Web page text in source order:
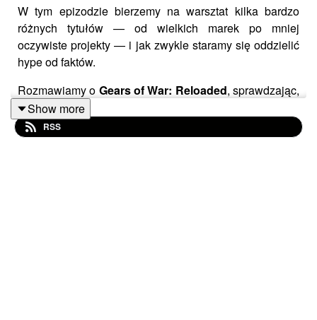
W tym epizodzie bierzemy na warsztat kilka bardzo
różnych tytułów — od wielkich marek po mniej
oczywiste projekty — i jak zwykle staramy się oddzielić
hype od faktów.
Rozmawiamy o Gears of War: Reloaded, sprawdzając,
czy odświeżona wersja legendarnej strzelanki
faktycznie wnosi coś nowego. Zaglądamy też do
mrocznegoCloverpit, analizujemy pomysły stojące za
Show more
RSS